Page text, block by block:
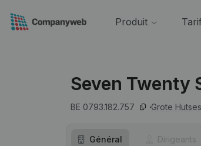
Produit
Seven Twenty
BE 0793.182.757 Grote
Général Dirigeants